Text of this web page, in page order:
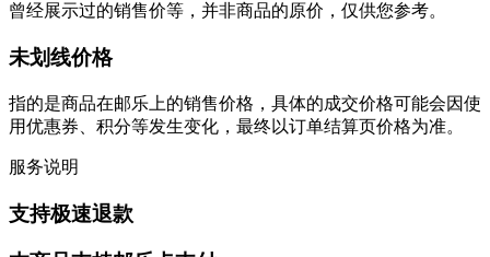
曾经展示过的销售价等，并非商品的原价，仅供您参考。
未划线价格
指的是商品在邮乐上的销售价格，具体的成交价格可能会因使
用优惠券、积分等发生变化，最终以订单结算页价格为准。
服务说明
支持极速退款